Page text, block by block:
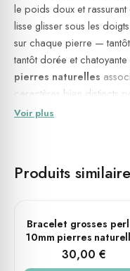
le poids doux et
lisse glisser sous les
sur chaque pierre —
tantôt dorée et
pierres naturelles
caractères bien distincts
porté aussi bien par les
symbolique.
Pierres: Agate noire
mm de diamètre
Matière: Pierres
Voir plus
Produits
PLUSIEURS TAILLES
Bracelet grosses
10mm pierres
œil de tigre bleu tête
mort
30,00 €